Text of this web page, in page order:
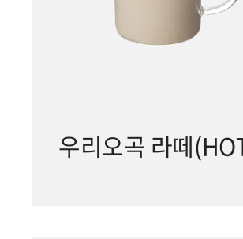
우리오곡 라떼